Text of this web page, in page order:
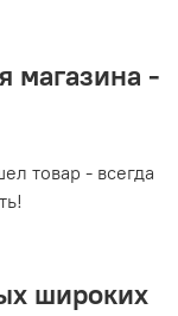
магазина -
товар - всегда
широких